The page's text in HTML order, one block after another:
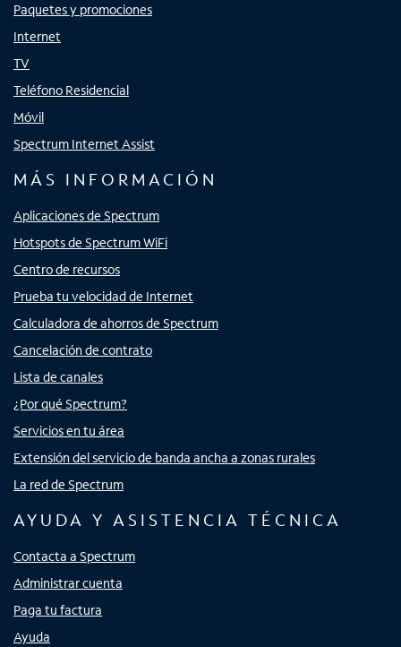
Paquetes y promociones
Internet
TV
Teléfono Residencial
Móvil
Spectrum Internet Assist
MÁS INFORMACIÓN
Aplicaciones de Spectrum
Hotspots de Spectrum WiFi
Centro de recursos
Prueba tu velocidad de Internet
Calculadora de ahorros de Spectrum
Cancelación de contrato
Lista de canales
¿Por qué Spectrum?
Servicios en tu área
Extensión del servicio de banda ancha a zonas rurales
La red de Spectrum
AYUDA Y ASISTENCIA TÉCNICA
Contacta a Spectrum
Administrar cuenta
Paga tu factura
Ayuda